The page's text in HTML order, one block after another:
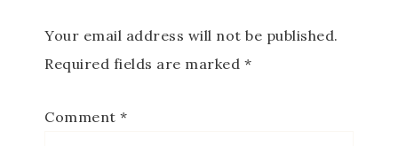
Your email address will not be published.
Required fields are marked *
Comment *